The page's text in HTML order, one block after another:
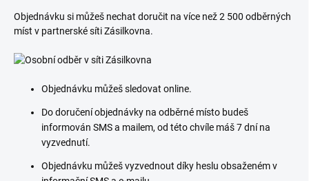
Objednávku si můžeš nechat doručit na více než 2 500 odběrných
míst v partnerské síti Zásilkovna.
Objednávku můžeš sledovat online.
Do doručení objednávky na odběrné místo budeš
informován SMS a mailem, od této chvíle máš 7 dní na
vyzvednutí.
Objednávku můžeš vyzvednout díky heslu obsaženém v